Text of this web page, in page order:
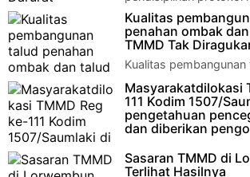
dilakukan oleh Sertu Sujamal anggota
Kualitas
penahan ombak
TMMD Tak
Kualitas
ombak dan talud pantai
Diragukan Kormomolin - Anggota Satgas
Masyarakatdilokasi
111 Kodim 1507/
pengetahuan
dan diberikan
Kodim 1507/Saumlaki di bekali pengetahuan
Sasaran TMMD di
Terlihat Hasilnya